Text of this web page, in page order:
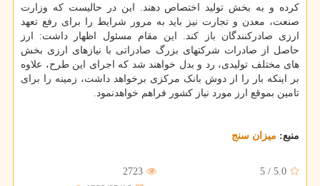
کرده و به بخش تولید اختصاص دهند. این در حالیست که وزارت
صنعت، معدن و تجارت نیز باید به مرور شرایط را برای رفع تعهد
ارزی صادرکنندگان باز کند. این مقام مسئول اظهار داشت: ارز
حاصل از صادرات شرکتهای بزرگ صادراتی با نیازهای ارزی بخش
های مختلف تولیدی، رد و بدل خواهند شد که اجرای این طرح، علاوه
بر اینکه بار را از دوش بانک مرکزی برخواهد داشت، زمینه را برای
تامین بموقع ارز مورد نیاز کشور فراهم خواهدنمود.
منبع: میزان سنج
5.0
/
5
2723